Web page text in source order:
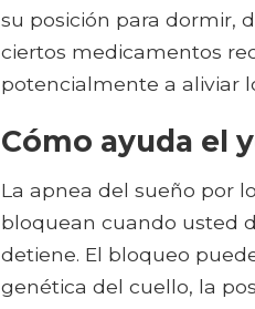
su posición para dormir,
ciertos medicamentos
potencialmente a aliviar
Cómo ayuda el
La apnea del sueño por
bloquean cuando usted
detiene. El bloqueo
genética del cuello, la